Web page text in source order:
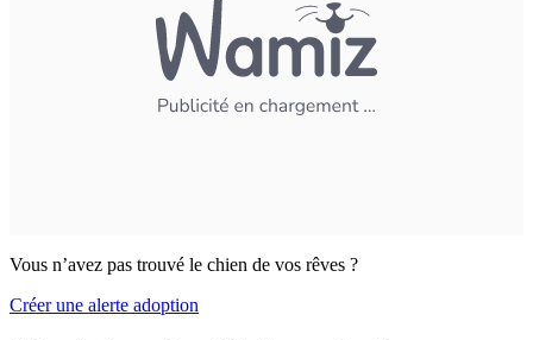
Vous n’avez pas trouvé le chien de vos rêves ?
Créer une alerte adoption